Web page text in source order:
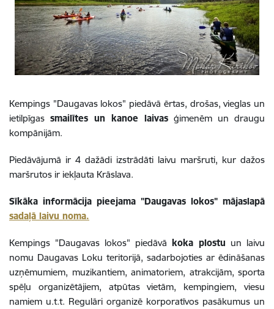
Kempings "Daugavas lokos" piedāvā ērtas, drošas, vieglas un
ietilpīgas smailītes un kanoe laivas ģimenēm un draugu
kompānijām.
Piedāvājumā ir 4 dažādi izstrādāti laivu maršruti, kur dažos
maršrutos ir iekļauta Krāslava.
Sīkāka informācija pieejama "Daugavas lokos" mājaslapā
sadaļā laivu noma.
Kempings "Daugavas lokos" piedāvā koka plostu un laivu
nomu Daugavas Loku teritorijā, sadarbojoties ar ēdināšanas
uzņēmumiem, muzikantiem, animatoriem, atrakcijām, sporta
spēļu organizētājiem, atpūtas vietām, kempingiem, viesu
namiem u.t.t. Regulāri organizē korporatīvos pasākumus un